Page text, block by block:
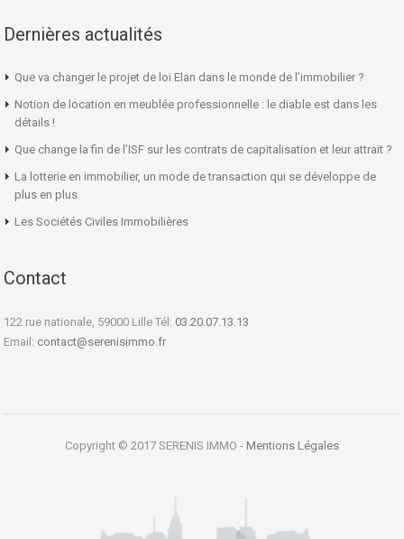
Dernières actualités
Que va changer le projet de loi Elan dans le monde de l’immobilier ?
Notion de location en meublée professionnelle : le diable est dans les
détails !
Que change la fin de l’ISF sur les contrats de capitalisation et leur attrait ?
La lotterie en immobilier, un mode de transaction qui se développe de
plus en plus
Les Sociétés Civiles Immobilières
Contact
122 rue nationale, 59000 Lille Tél: 03.20.07.13.13
Email: contact@serenisimmo.fr
Copyright © 2017 SERENIS IMMO - Mentions Légales